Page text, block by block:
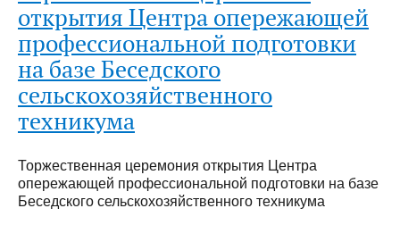
открытия Центра опережающей
профессиональной подготовки
на базе Беседского
сельскохозяйственного
техникума
Торжественная церемония открытия Центра
опережающей профессиональной подготовки на базе
Беседского сельскохозяйственного техникума